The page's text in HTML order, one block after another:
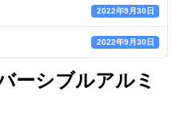
2022年9月30日
2022年9月30日
ーシブルアルミ